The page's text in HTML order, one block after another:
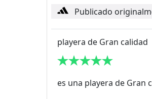
Publicado
playera de Gran calidad
es una playera de Gran